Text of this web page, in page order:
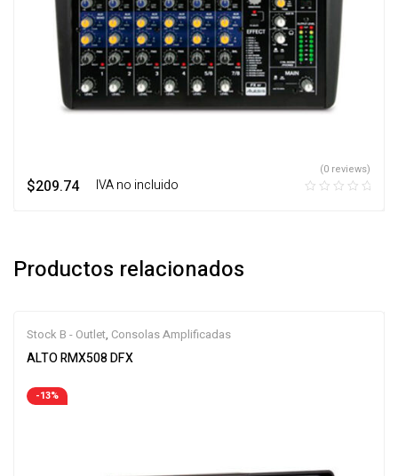
$209.74 ‎ ‎ ‎ IVA no incluido
(0 reviews)
Productos relacionados
Stock B - Outlet, Consolas Amplificadas
ALTO RMX508 DFX
-13%